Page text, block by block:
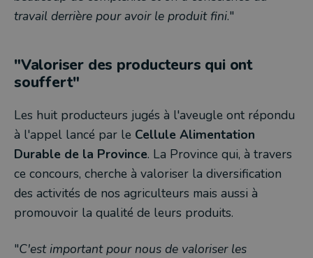
travail derrière pour avoir le produit fini."
"Valoriser des producteurs qui ont
souffert"
Les huit producteurs jugés à l'aveugle ont répondu
à l'appel lancé par le Cellule Alimentation
Durable de la Province. La Province qui, à travers
ce concours, cherche à valoriser la diversification
des activités de nos agriculteurs mais aussi à
promouvoir la qualité de leurs produits.
"C'est important pour nous de valoriser les